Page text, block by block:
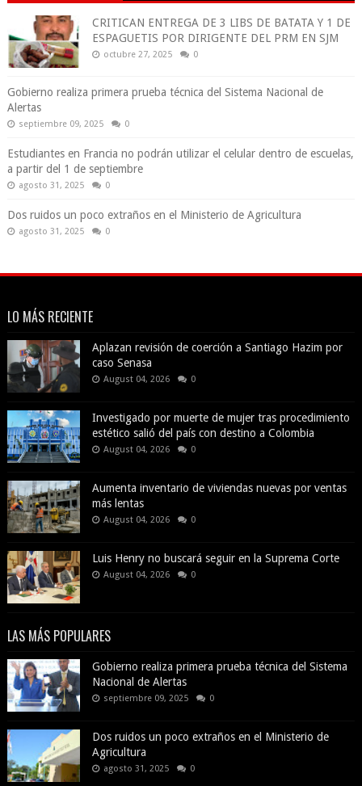
CRITICAN ENTREGA DE 3 LIBS DE BATATA Y 1 DE
ESPAGUETIS POR DIRIGENTE DEL PRM EN SJM
octubre 27, 2025 0
Gobierno realiza primera prueba técnica del Sistema Nacional de
Alertas
septiembre 09, 2025 0
Estudiantes en Francia no podrán utilizar el celular dentro de escuelas,
a partir del 1 de septiembre
agosto 31, 2025 0
Dos ruidos un poco extraños en el Ministerio de Agricultura
agosto 31, 2025 0
LO MÁS RECIENTE
Aplazan revisión de coerción a Santiago Hazim por
caso Senasa
August 04, 2026 0
Investigado por muerte de mujer tras procedimiento
estético salió del país con destino a Colombia
August 04, 2026 0
Aumenta inventario de viviendas nuevas por ventas
más lentas
August 04, 2026 0
Luis Henry no buscará seguir en la Suprema Corte
August 04, 2026 0
LAS MÁS POPULARES
Gobierno realiza primera prueba técnica del Sistema
Nacional de Alertas
septiembre 09, 2025 0
Dos ruidos un poco extraños en el Ministerio de
Agricultura
agosto 31, 2025 0